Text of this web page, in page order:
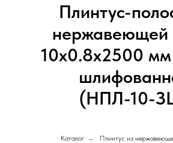
Плинтус-
нержавеющей
10х0.8х2500 мм
(НПЛ-10-
Каталог → Плинтус из